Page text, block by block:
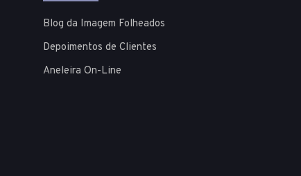
Blog da Imagem Folheados
Depoimentos de Clientes
Aneleira On-Line